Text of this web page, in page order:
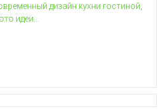
дизайн кухни гостиной,
идеи...